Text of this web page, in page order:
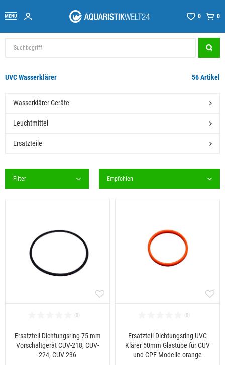
0 0
UVC Wasserklärer 56 Artikel
Leuchtmittel
Wasserklärer Geräte
Ersatzteile
Filter
Ersatzteil Dichtungsring 75 mm
Vorschaltgerät CUV-218, CUV-
224, CUV-236
Ersatzteil Dichtungsring UVC
Klärer 50mm Glastube für CUV
und CPF Modelle orange